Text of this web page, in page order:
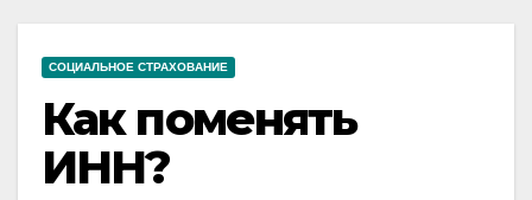
СОЦИАЛЬНОЕ СТРАХОВАНИЕ
Как поменять
ИНН?